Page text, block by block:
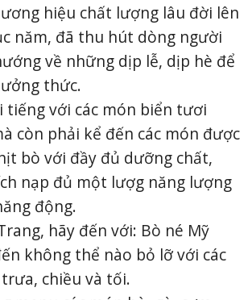
hiệu chất lượng lâu đời lên
năm, đã thu hút dòng người
về những dịp lễ, dịp hè để
thức.
tiếng với các món biển tươi
còn phải kể đến các món được
bò với đầy đủ dưỡng chất,
nạp đủ một lượg năng lượng
động.
hãy đến với: Bò né Mỹ
không thể nào bỏ lỡ với các
chiều và tối.